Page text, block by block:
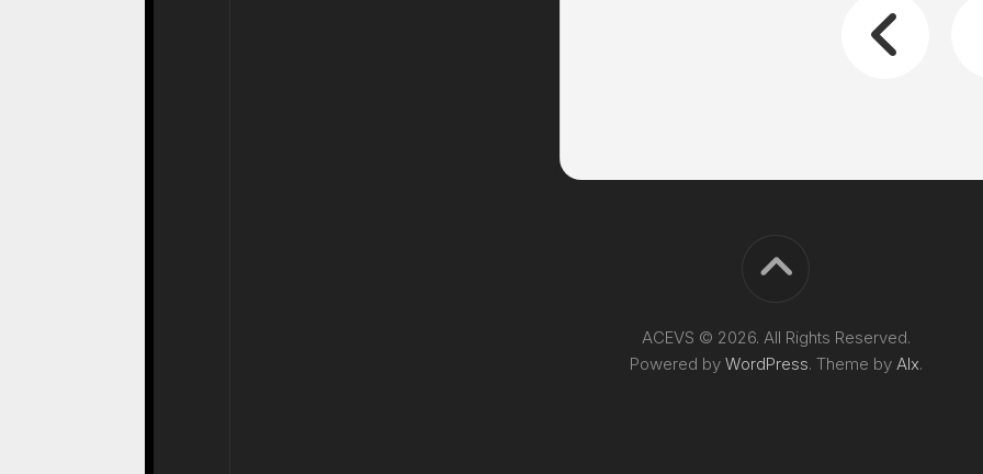
ACEVS © 2026. All Rights Reserved.
Powered by WordPress. Theme by Alx.